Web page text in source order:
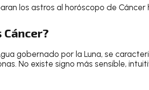
los astros al horóscopo de Cáncer
Cáncer?
gobernado por la Luna, se
No existe signo más sensible,